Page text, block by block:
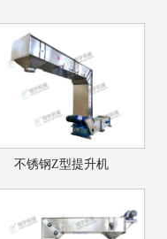
不锈钢Z型提升机